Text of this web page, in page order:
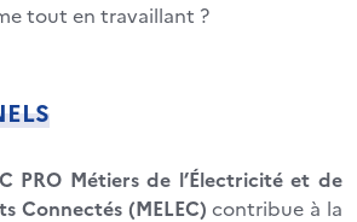
tout en travaillant ?
PRO Métiers de l’Électricité et de
Connectés (MELEC) contribue à la